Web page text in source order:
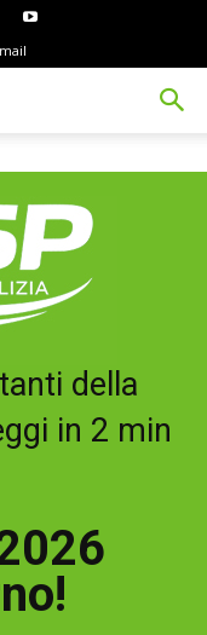
della
in 2 min